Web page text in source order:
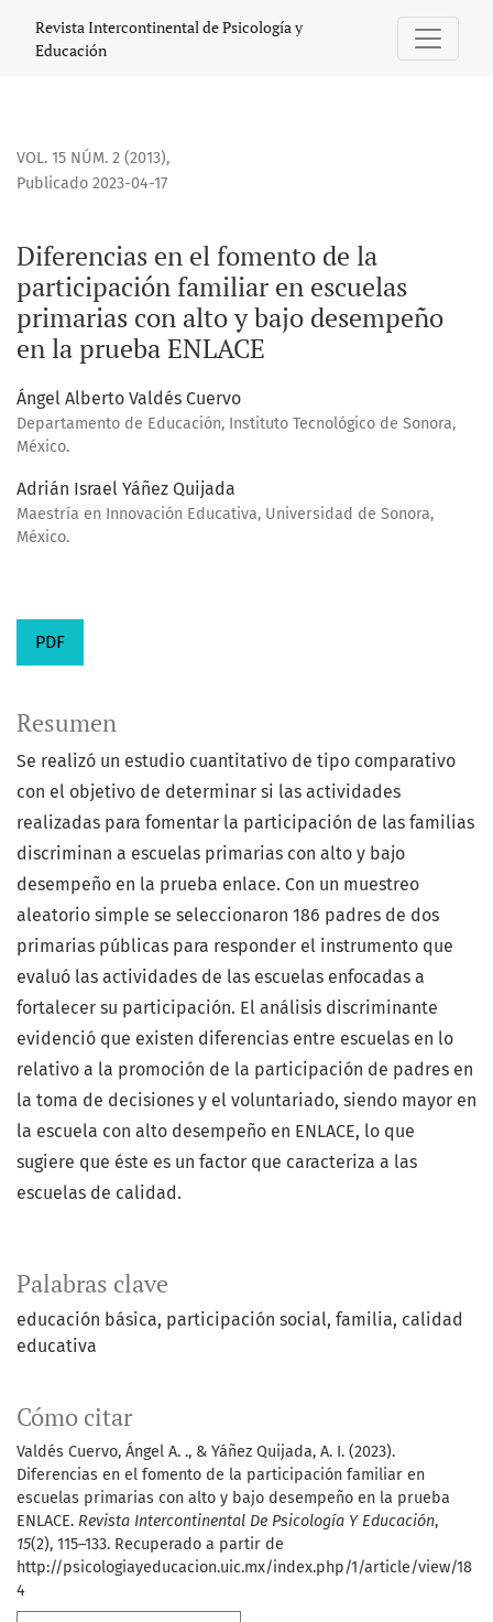
Diferencias en el fomento de la participación familiar en
Revista Intercontinental de Psicología y
Educación
VOL. 15 NÚM. 2 (2013),
Diferencias en el fomento de la
participación familiar en escuelas
primarias con alto y bajo desempeño
en la prueba ENLACE
Publicado 2023-04-17
Ángel Alberto Valdés Cuervo
Departamento de Educación, Instituto Tecnológico de Sonora,
México.
Adrián Israel Yáñez Quijada
Maestría en Innovación Educativa, Universidad de Sonora,
México.
PDF
Palabras clave
educación básica participación social familia calidad
educativa
Cómo citar
Valdés Cuervo, Ángel A. ., & Yáñez Quijada, A. I. (2023).
Diferencias en el fomento de la participación familiar en
escuelas primarias con alto y bajo desempeño en la prueba
ENLACE. Revista Intercontinental De Psicología Y Educación,
15(2), 115–133. Recuperado a partir de
http://psicologiayeducacion.uic.mx/index.php/1/article/view/18
4
Resumen
Se realizó un estudio cuantitativo de tipo comparativo
con el objetivo de determinar si las actividades
realizadas para fomentar la participación de las familias
discriminan a escuelas primarias con alto y bajo
desempeño en la prueba enlace. Con un muestreo
aleatorio simple se seleccionaron 186 padres de dos
primarias públicas para responder el instrumento que
evaluó las actividades de las escuelas enfocadas a
fortalecer su participación. El análisis discriminante
evidenció que existen diferencias entre escuelas en lo
relativo a la promoción de la participación de padres en
la toma de decisiones y el voluntariado, siendo mayor en
la escuela con alto desempeño en ENLACE, lo que
sugiere que éste es un factor que caracteriza a las
escuelas de calidad.